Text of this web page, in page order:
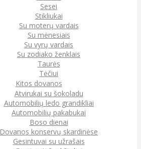
Sesei
Stikliukai
Su moterų vardais
Su mėnesiais
Su vyrų vardais
Su zodiako ženklais
Taurės
Tėčiui
Kitos dovanos
Atvirukai su šokoladu
Automobilių ledo grandikliai
Automobilių pakabukai
Boso dienai
Dovanos konservų skardinėse
Gesintuvai su užrašais